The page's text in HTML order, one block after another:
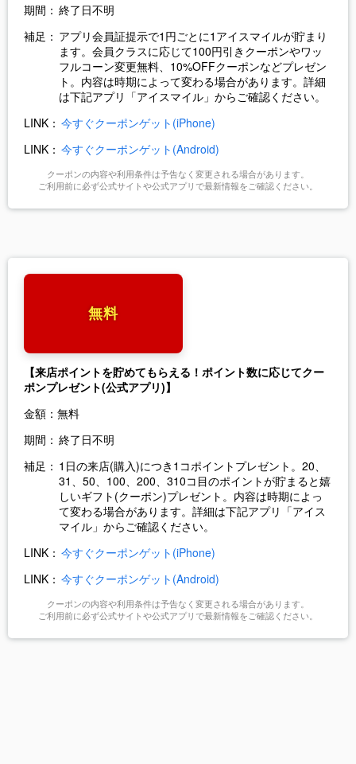
期間： 終了日不明
補足： アプリ会員証提示で1円ごとに1アイスマイルが貯まり
ます。会員クラスに応じて100円引きクーポンやワッ
フルコーン変更無料、10%OFFクーポンなどプレゼン
ト。内容は時期によって変わる場合があります。詳細
は下記アプリ「アイスマイル」からご確認ください。
LINK： 今すぐクーポンゲット(iPhone)
LINK： 今すぐクーポンゲット(Android)
クーポンの内容や利用条件は予告なく変更される場合があります。
ご利用前に必ず公式サイトや公式アプリで最新情報をご確認ください。
無料
【来店ポイントを貯めてもらえる！ポイント数に応じてクー
ポンプレゼント(公式アプリ)】
金額： 無料
期間： 終了日不明
補足： 1日の来店(購入)につき1コポイントプレゼント。20、
31、50、100、200、310コ目のポイントが貯まると嬉
しいギフト(クーポン)プレゼント。内容は時期によっ
て変わる場合があります。詳細は下記アプリ「アイス
マイル」からご確認ください。
LINK： 今すぐクーポンゲット(iPhone)
LINK： 今すぐクーポンゲット(Android)
クーポンの内容や利用条件は予告なく変更される場合があります。
ご利用前に必ず公式サイトや公式アプリで最新情報をご確認ください。